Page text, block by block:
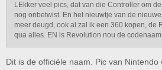
LEkker veel pics, dat van die Controller om
nog onbetwist. En het nieuwtje van de
meer deugd, ook al zal ik een 360 kopen, de
qua alles. EN is Revolution nou de
Dit is de officiële naam. Pic van